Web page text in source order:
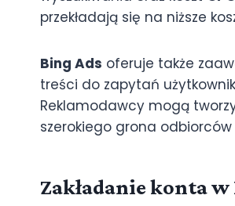
przekładają się na niższe
Bing Ads oferuje także
treści do zapytań
Reklamodawcy mogą
szerokiego grona
Zakładanie konta